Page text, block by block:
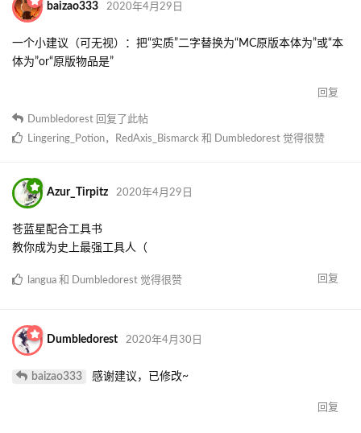
baizao333 2020年4月29日
一个小建议（可无视）：把“实质”二字替换为“MC原版本体为”或“本
体为”or“原版物品是”
回复
Dumbledorest 回复了此帖
Lingering_Potion， RedAxis_Bismarck 和 Dumbledorest 觉得很赞
Azur_Tirpitz 2020年4月29日
苍蓝星配合工具书
教你成为史上最强工具人（
回复
langua 和 Dumbledorest 觉得很赞
Dumbledorest 2020年4月30日
baizao333 感谢建议，已修改~
回复